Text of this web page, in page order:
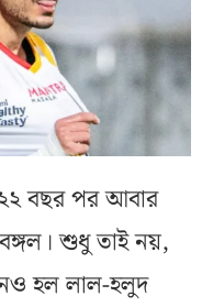
বছর পর আবার
শুধু তাই নয়,
হল লাল-হলুদ